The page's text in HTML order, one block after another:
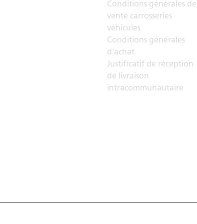
Conditions générales de
vente carrosseries
véhicules
Conditions générales
d'achat
Justificatif de réception
de livraison
intracommunautaire